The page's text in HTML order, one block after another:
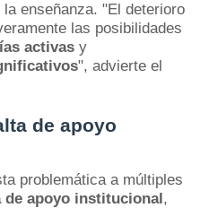
enseñanza. "El deterioro
las posibilidades
activasy
", advierte el
de apoyo
problemática a múltiples
de apoyo institucional ,